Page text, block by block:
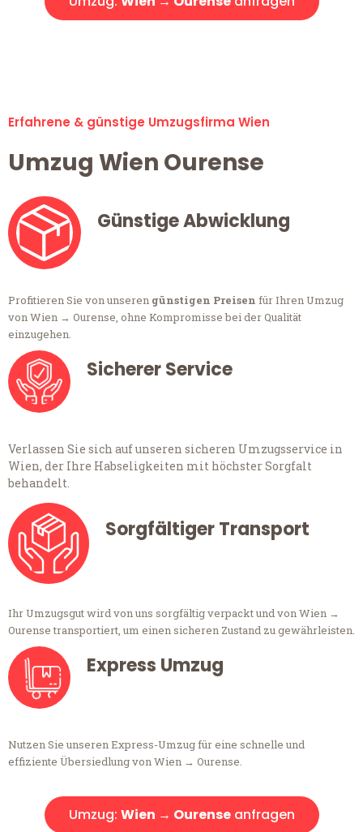
Erfahrene & günstige Umzugsfirma Wien
Umzug Wien Ourense
Günstige Abwicklung
Profitieren Sie von unseren günstigen Preisen für Ihren Umzug
von Wien → Ourense, ohne Kompromisse bei der Qualität
einzugehen.
Sicherer Service
Verlassen Sie sich auf unseren sicheren Umzugsservice in
Wien, der Ihre Habseligkeiten mit höchster Sorgfalt
behandelt.
Sorgfältiger Transport
Ihr Umzugsgut wird von uns sorgfältig verpackt und von Wien →
Ourense transportiert, um einen sicheren Zustand zu gewährleisten.
Express Umzug
Nutzen Sie unseren Express-Umzug für eine schnelle und
effiziente Übersiedlung von Wien → Ourense.
Umzug: Wien → Ourenseanfragen